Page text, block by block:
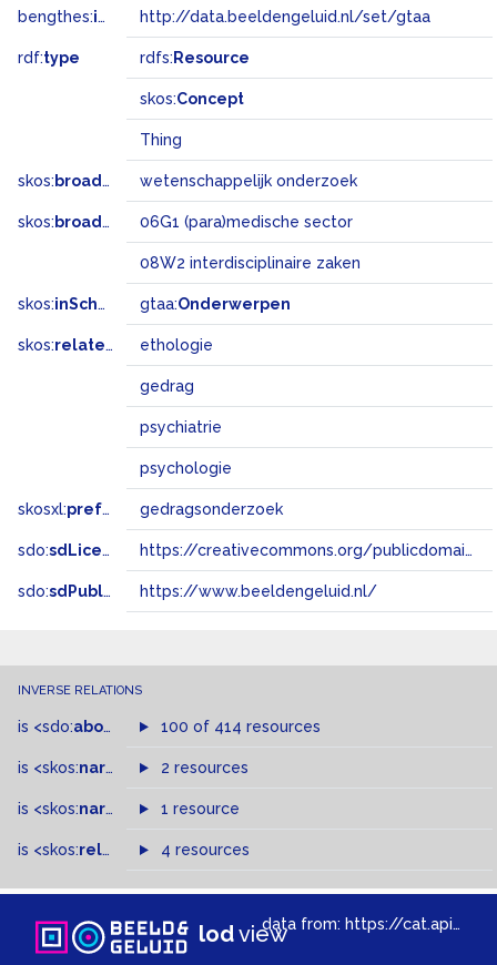
bengthes:inSet http://data.beeldengeluid.nl/set/gtaa
rdf:type rdfs: Resource
skos:Concept
Thing
skos: broader wetenschappelijk onderzoek
skos: broadMatch 06G1 (para)medische sector
08W2 interdisciplinaire zaken
skos:inScheme gtaa:Onderwerpen
skos:related ethologie
gedrag
psychiatrie
psychologie
skosxl:prefLabel gedragsonderzoek
sdo:sdLicense https://creativecommons.org/publicdomain/zero/1.0/
sdo:sdPublisher https://www.beeldengeluid.nl/
INVERSE RELATIONS
is <sdo:about of 100 of 414 resources
is <skos:narrowMatch >of
2 resources
is <skos:narrower >of
1 resource
is <skos:related > of4 resources
lodviewdata from: https://cat.apis.beeldengeluid.nl/sparql